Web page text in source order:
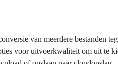
van meerdere bestanden
voor uitvoerkwaliteit om uit te